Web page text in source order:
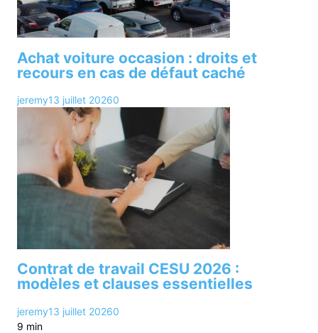
Achat voiture occasion : droits et
recours en cas de défaut caché
jeremy13 juillet 20260
Contrat de travail CESU 2026 :
modèles et clauses essentielles
jeremy13 juillet 20260
9 min